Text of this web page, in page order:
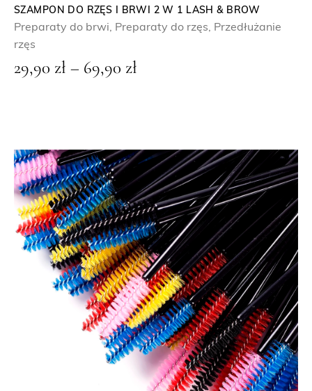
SZAMPON DO RZĘS I BRWI 2 W 1 LASH & BROW
Preparaty do brwi, Preparaty do rzęs, Przedłużanie
rzęs
29,90 zł – 69,90 zł
e
s
c
e
n
:
o
d
2
9
,
9